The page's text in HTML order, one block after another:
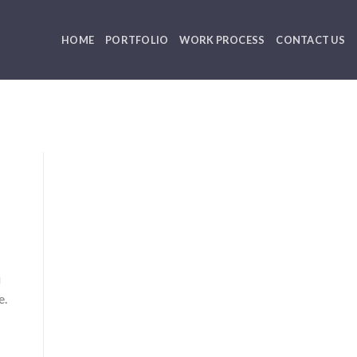
HOME PORTFOLIO WORK PROCESS CONTACT US